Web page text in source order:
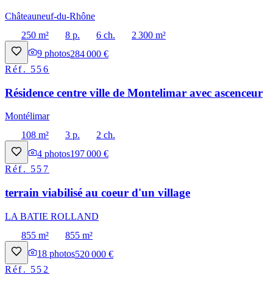
Châteauneuf-du-Rhône
250 m²
8 p. 6 ch.
2 300 m²
9 photos284 000 €
Réf. 556
Résidence centre ville de Montelimar avec ascenceur
Montélimar
108 m²
3 p.
2 ch.
4 photos197 000 €
Réf. 557
terrain viabilisé au coeur d'un village
LA BATIE ROLLAND
855 m²
855 m²
18 photos520 000 €
Réf. 552